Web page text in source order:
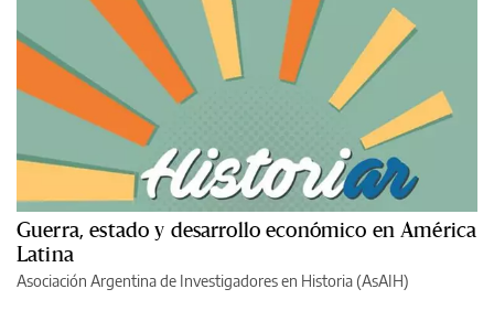
Guerra, estado y desarrollo económico en América
Latina
Asociación Argentina de Investigadores en Historia (AsAIH)